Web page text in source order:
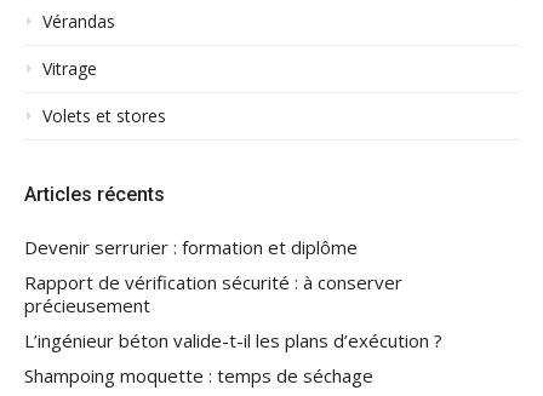
Vérandas
Vitrage
Volets et stores
Articles récents
Devenir serrurier : formation et diplôme
Rapport de vérification sécurité : à conserver
précieusement
L’ingénieur béton valide-t-il les plans d’exécution ?
Shampoing moquette : temps de séchage